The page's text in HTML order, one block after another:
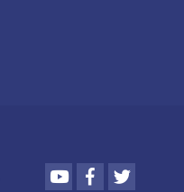
YoutubeFacebook
Twitter